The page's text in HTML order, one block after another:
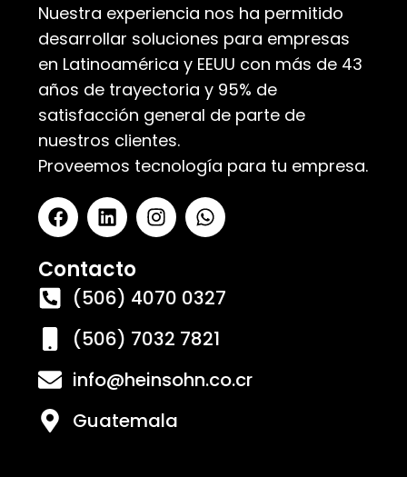
Nuestra experiencia nos ha permitido
desarrollar soluciones para empresas
en Latinoamérica y EEUU con más de 43
años de trayectoria y 95% de
satisfacción general de parte de
nuestros clientes.
Proveemos tecnología para tu empresa.
Contacto
(506) 4070 0327
(506) 7032 7821
info@heinsohn.co.cr
Guatemala